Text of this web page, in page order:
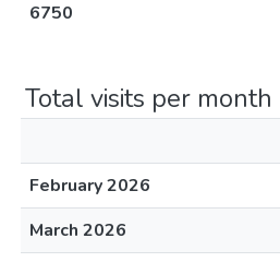
6750
Total visits per month
February 2026
March 2026